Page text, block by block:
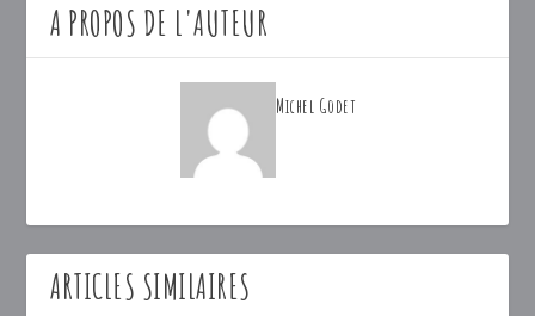
A PROPOS DE L'AUTEUR
Michel Godet
ARTICLES SIMILAIRES